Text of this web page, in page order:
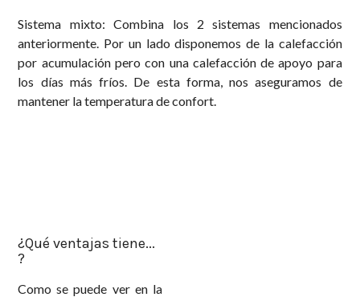
Sistema mixto: Combina los 2 sistemas mencionados
anteriormente. Por un lado disponemos de la calefacción
por acumulación pero con una calefacción de apoyo para
los días más fríos. De esta forma, nos aseguramos de
mantener la temperatura de confort.
¿Qué ventajas tiene...
?
Como se puede ver en la